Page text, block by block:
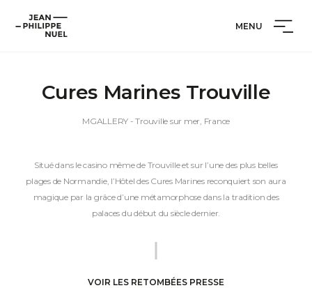
contenu
Jean-
Philippe
MENU
Cures Marines Trouville
MGALLERY - Trouville sur mer, France
Situé dans le casino même de Trouville et sur l’une des plus belles
plages de Normandie, l’Hôtel des Cures Marines reconquiert son aura
magique par la grâce d’une métamorphose dans la tradition des
palaces du début du siècle dernier.
VOIR LES RETOMBÉES PRESSE